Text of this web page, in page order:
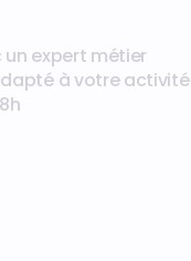
expert métier
à votre activité